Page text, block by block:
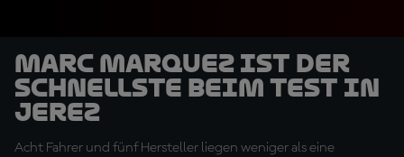
Marc Marquez ist der
Schnellste beim Test in
Jerez
Acht Fahrer und fünf Hersteller liegen weniger als eine